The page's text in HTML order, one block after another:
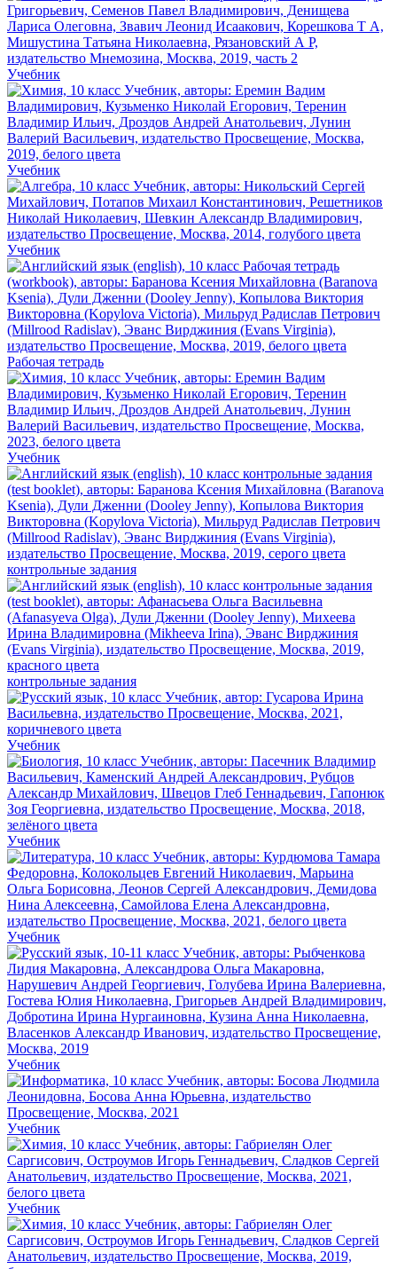
Учебник
Учебник
Учебник
Рабочая тетрадь
Учебник
контрольные задания
контрольные задания
Учебник
Учебник
Учебник
Учебник
Учебник
Учебник